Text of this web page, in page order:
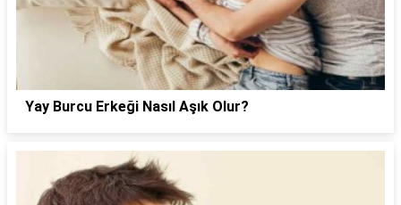
Yay Burcu Erkeği Nasıl Aşık Olur?